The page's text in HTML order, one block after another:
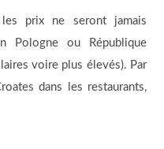
prix ne seront jamais
Pologne ou République
voire plus élevés). Par
dans les restaurants,